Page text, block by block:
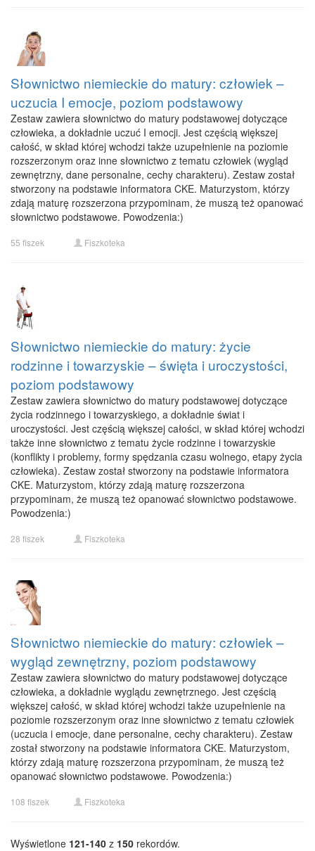
Słownictwo niemieckie do matury: człowiek –
uczucia I emocje, poziom podstawowy
Zestaw zawiera słownictwo do matury podstawowej dotyczące
człowieka, a dokładnie uczuć I emocji. Jest częścią większej
całość, w skład której wchodzi także uzupełnienie na poziomie
rozszerzonym oraz inne słownictwo z tematu człowiek (wygląd
zewnętrzny, dane personalne, cechy charakteru). Zestaw został
stworzony na podstawie informatora CKE. Maturzystom, którzy
zdają maturę rozszerzona przypominam, że muszą też opanować
słownictwo podstawowe. Powodzenia:)
55 fiszek Fiszkoteka
Słownictwo niemieckie do matury: życie
rodzinne i towarzyskie – święta i uroczystości,
poziom podstawowy
Zestaw zawiera słownictwo do matury podstawowej dotyczące
życia rodzinnego i towarzyskiego, a dokładnie świat i
uroczystości. Jest częścią większej całości, w skład której wchodzi
także inne słownictwo z tematu życie rodzinne i towarzyskie
(konflikty i problemy, formy spędzania czasu wolnego, etapy życia
człowieka). Zestaw został stworzony na podstawie informatora
CKE. Maturzystom, którzy zdają maturę rozszerzona
przypominam, że muszą też opanować słownictwo podstawowe.
Powodzenia:)
28 fiszek Fiszkoteka
Słownictwo niemieckie do matury: człowiek –
wygląd zewnętrzny, poziom podstawowy
Zestaw zawiera słownictwo do matury podstawowej dotyczące
człowieka, a dokładnie wyglądu zewnętrznego. Jest częścią
większej całość, w skład której wchodzi także uzupełnienie na
poziomie rozszerzonym oraz inne słownictwo z tematu człowiek
(uczucia i emocje, dane personalne, cechy charakteru). Zestaw
został stworzony na podstawie informatora CKE. Maturzystom,
którzy zdają maturę rozszerzona przypominam, że muszą też
opanować słownictwo podstawowe. Powodzenia:)
108 fiszek Fiszkoteka
Wyświetlone 121-140 z 150 rekordów.